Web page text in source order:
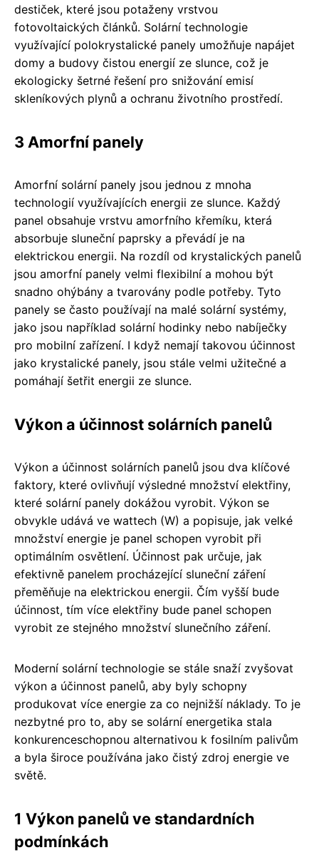
destiček, které jsou potaženy vrstvou
fotovoltaických článků. Solární technologie
využívající polokrystalické panely umožňuje napájet
domy a budovy čistou energií ze slunce, což je
ekologicky šetrné řešení pro snižování emisí
skleníkových plynů a ochranu životního prostředí.
3 Amorfní panely
Amorfní solární panely jsou jednou z mnoha
technologií využívajících energii ze slunce. Každý
panel obsahuje vrstvu amorfního křemíku, která
absorbuje sluneční paprsky a převádí je na
elektrickou energii. Na rozdíl od krystalických panelů
jsou amorfní panely velmi flexibilní a mohou být
snadno ohýbány a tvarovány podle potřeby. Tyto
panely se často používají na malé solární systémy,
jako jsou například solární hodinky nebo nabíječky
pro mobilní zařízení. I když nemají takovou účinnost
jako krystalické panely, jsou stále velmi užitečné a
pomáhají šetřit energii ze slunce.
Výkon a účinnost solárních panelů
Výkon a účinnost solárních panelů jsou dva klíčové
faktory, které ovlivňují výsledné množství elektřiny,
které solární panely dokážou vyrobit. Výkon se
obvykle udává ve wattech (W) a popisuje, jak velké
množství energie je panel schopen vyrobit při
optimálním osvětlení. Účinnost pak určuje, jak
efektivně panelem procházející sluneční záření
přeměňuje na elektrickou energii. Čím vyšší bude
účinnost, tím více elektřiny bude panel schopen
vyrobit ze stejného množství slunečního záření.
Moderní solární technologie se stále snaží zvyšovat
výkon a účinnost panelů, aby byly schopny
produkovat více energie za co nejnižší náklady. To je
nezbytné pro to, aby se solární energetika stala
konkurenceschopnou alternativou k fosilním palivům
a byla široce používána jako čistý zdroj energie ve
světě.
1 Výkon panelů ve standardních
podmínkách